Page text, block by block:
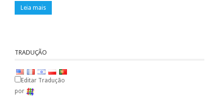
Leia mais
TRADUÇÃO
Editar Tradução
por